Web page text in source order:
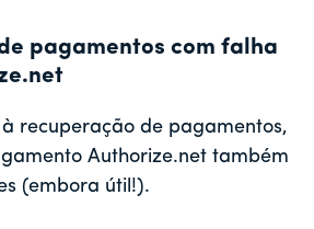
pagamentos com falha
à recuperação de pagamentos,
Authorize.net também
(embora útil!).